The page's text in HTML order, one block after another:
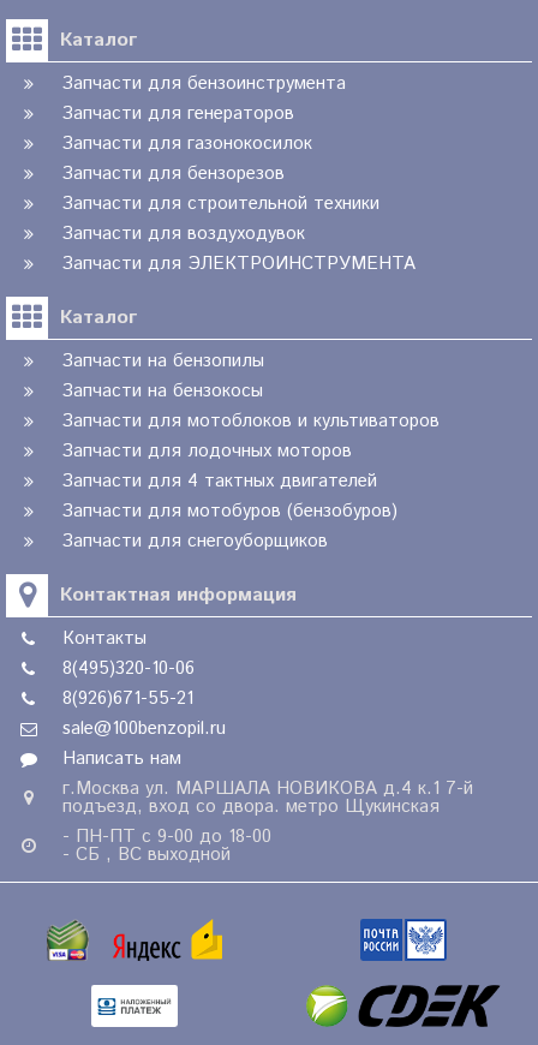
Каталог
Запчасти для бензоинструмента
Запчасти для генераторов
Запчасти для газонокосилок
Запчасти для бензорезов
Запчасти для строительной техники
Запчасти для воздуходувок
Запчасти для ЭЛЕКТРОИНСТРУМЕНТА
Каталог
Запчасти на бензопилы
Запчасти на бензокосы
Запчасти для мотоблоков и культиваторов
Запчасти для лодочных моторов
Запчасти для 4 тактных двигателей
Запчасти для мотобуров (бензобуров)
Запчасти для снегоуборщиков
Контактная информация
Контакты
8(495)320-10-06
8(926)671-55-21
sale@100benzopil.ru
Написать нам
г.Москва ул. МАРШАЛА НОВИКОВА д.4 к.1 7-й
подъезд, вход со двора. метро Щукинская
- ПН-ПТ с 9-00 до 18-00
- СБ , ВС выходной